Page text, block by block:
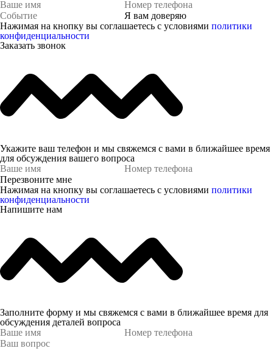
Я вам доверяю
Нажимая на кнопку вы соглашаетесь с условиями политики
конфиденциальности
Заказать звонок
Укажите ваш телефон и мы свяжемся с вами в ближайшее время
для обсуждения вашего вопроса
Перезвоните мне
Нажимая на кнопку вы соглашаетесь с условиями политики
конфиденциальности
Напишите нам
Заполните форму и мы свяжемся с вами в ближайшее время для
обсуждения деталей вопроса